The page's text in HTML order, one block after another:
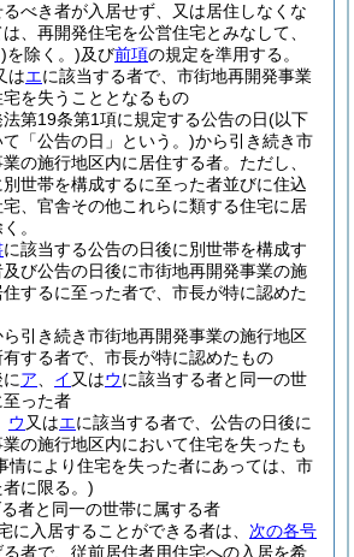
べき者が入居せず、又は居住しなくな
、再開発住宅を公営住宅とみなして、
を除く。)及び前項の規定を準用する。
はエに該当する者で、市街地再開発事業
を失うこととなるもの
第19条第1項に規定する公告の日(以下
「公告の日」という。)から引き続き市
の施行地区内に居住する者。 ただし、
世帯を構成するに至った者並びに住込
、官舎その他これらに類する住宅に居
。
に該当する公告の日後に別世帯を構成す
び公告の日後に市街地再開発事業の施
するに至った者で、市長が特に認めた
引き続き市街地再開発事業の施行地区
する者で、市長が特に認めたもの
ア イ 又はウに該当する者と同一の世
った者
ウ 又はエに該当する者で、公告の日後に
の施行地区内において住宅を失ったも
情により住宅を失った者にあっては、市
に限る。)
者と同一の世帯に属する者
に入居することができる者は、 次の各号
者で、従前居住者用住宅への入居を希